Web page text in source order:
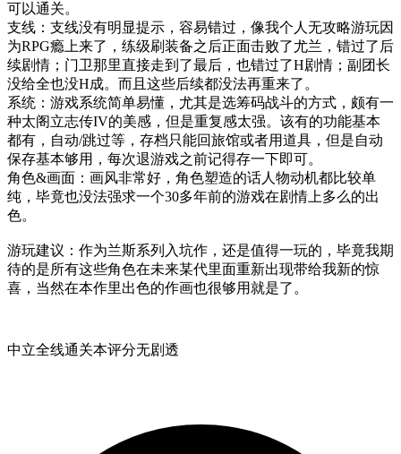
可以通关。
支线：支线没有明显提示，容易错过，像我个人无攻略游玩因
为RPG瘾上来了，练级刷装备之后正面击败了尤兰，错过了后
续剧情；门卫那里直接走到了最后，也错过了H剧情；副团长
没给全也没H成。而且这些后续都没法再重来了。
系统：游戏系统简单易懂，尤其是选筹码战斗的方式，颇有一
种太阁立志传IV的美感，但是重复感太强。该有的功能基本
都有，自动/​跳过等，存档只能回旅馆或者用道具，但是自动
保存基本够用，每次退游戏之前记得存一下即可。
角色&画面：画风非常好，角色塑造的话人物动机都比较单
纯，毕竟也没法强求一个30多年前的游戏在剧情上多么的出
色。
游玩建议：作为兰斯系列入坑作，还是值得一玩的，毕竟我期
待的是所有这些角色在未来某代里面重新出现带给我新的惊
喜，当然在本作里出色的作画也很够用就是了。
中立全线通关本评分无剧透